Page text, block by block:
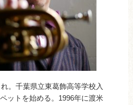
。千葉県立東葛飾高等学校入
ットを始める。1996年に渡米